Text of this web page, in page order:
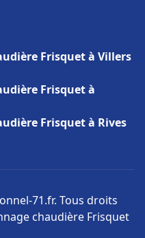
Frisquet à Villers
Frisquet à
Frisquet à Rives
71.fr. Tous droits
chaudière Frisquet